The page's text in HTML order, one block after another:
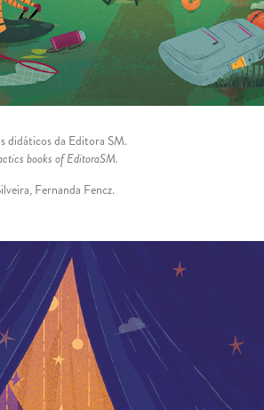
didáticos da Editora SM.
books of EditoraSM.
Fernanda Fencz.